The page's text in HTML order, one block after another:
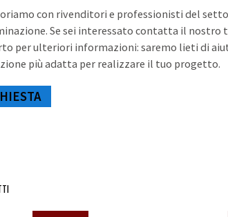
con rivenditori e professionisti del
Se sei interessato contatta il nostro
per ulteriori informazioni: saremo lieti di
più adatta per realizzare il tuo progetto.